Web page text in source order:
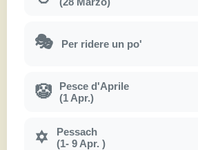
🎭 Per ridere un po'
🤡
Pesce d'Aprile
(1 Apr.)
✡
Pessach
(1- 9 Apr. )